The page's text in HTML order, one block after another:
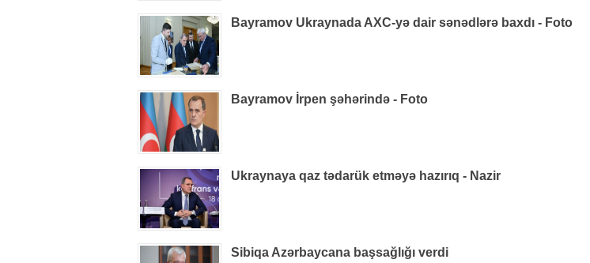
Bayramov Ukraynada AXC-yə dair sənədlərə baxdı - Foto
Bayramov İrpen şəhərində - Foto
Ukraynaya qaz tədarük etməyə hazırıq - Nazir
Sibiqa Azərbaycana başsağlığı verdi